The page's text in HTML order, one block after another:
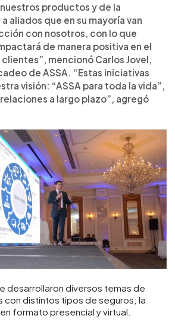
productos y de la
aliados que en su mayoría van
con nosotros, con lo que
de manera positiva en el
mencionó Carlos Jovel,
de ASSA. “Estas iniciativas
visión: “ASSA para toda la vida”,
a largo plazo”, agregó
desarrollaron diversos temas de
con distintos tipos de seguros; la
formato presencial y virtual.